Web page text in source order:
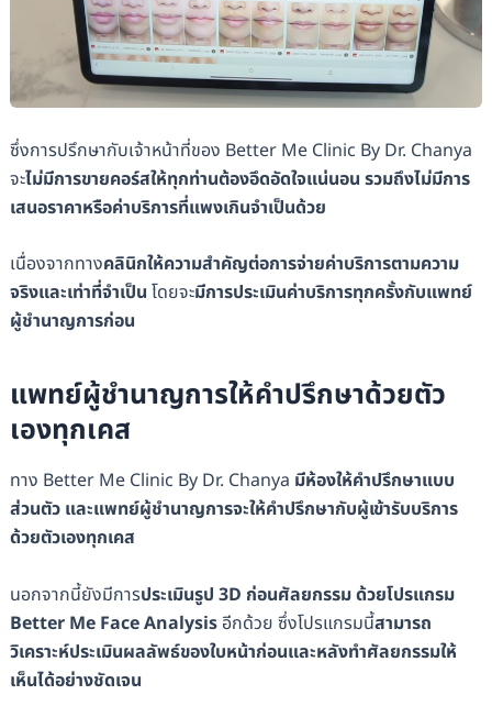
ซึ่งการปรึกษากับเจ้าหน้าที่ของ Better Me Clinic By Dr. Chanya
จะไม่มีการขายคอร์สให้ทุกท่านต้องอึดอัดใจแน่นอน รวมถึงไม่มีการ
เสนอราคาหรือค่าบริการที่แพงเกินจำเป็นด้วย
เนื่องจากทางคลินิกให้ความสำคัญต่อการจ่ายค่าบริการตามความ
จริงและเท่าที่จำเป็น โดยจะมีการประเมินค่าบริการทุกครั้งกับแพทย์
ผู้ชำนาญการก่อน
แพทย์ผู้ชำนาญการให้คำปรึกษาด้วยตัว
เองทุกเคส
ทาง Better Me Clinic By Dr. Chanya มีห้องให้คำปรึกษาแบบ
ส่วนตัว และแพทย์ผู้ชำนาญการจะให้คำปรึกษากับผู้เข้ารับบริการ
ด้วยตัวเองทุกเคส
นอกจากนี้ยังมีการประเมินรูป 3D ก่อนศัลยกรรม ด้วยโปรแกรม
Better Me Face Analysisอีกด้วย ซึ่งโปรแกรมนี้สามารถ
วิเคราะห์ประเมินผลลัพธ์ของใบหน้าก่อนและหลังทำศัลยกรรมให้
เห็นได้อย่างชัดเจน